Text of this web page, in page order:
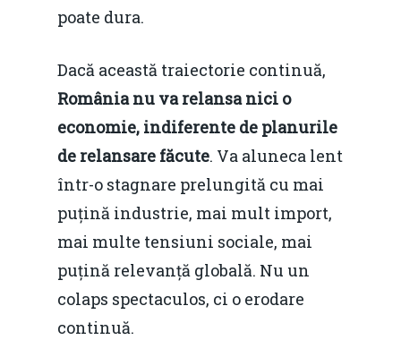
poate dura.
Dacă această traiectorie continuă,
România nu va relansa nici o
economie, indiferente de planurile
de relansare făcute. Va aluneca lent
într-o stagnare prelungită cu mai
puțină industrie, mai mult import,
mai multe tensiuni sociale, mai
puțină relevanță globală. Nu un
colaps spectaculos, ci o erodare
continuă.